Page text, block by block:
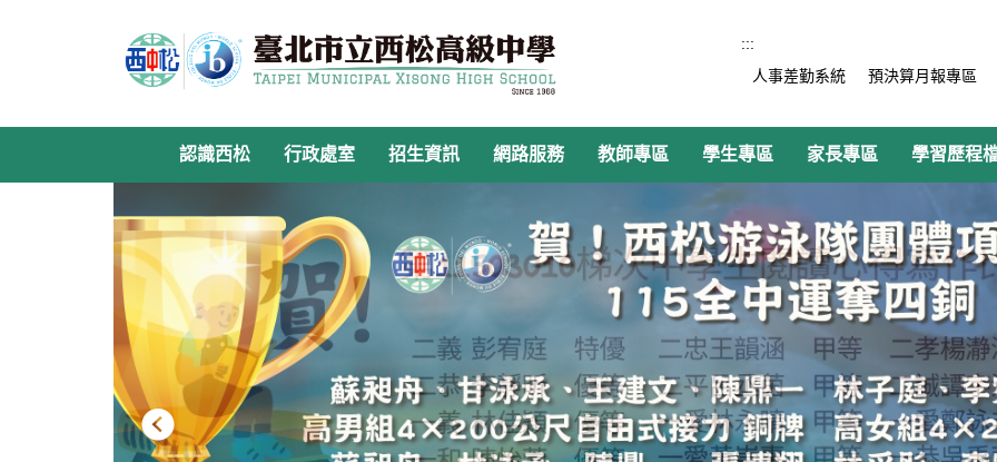
容
:::
人事差勤系統
預決算月報專區
認識西松 行政處室 招生資訊 網路服務 教師專區 學生專區 家長專區 學習歷程